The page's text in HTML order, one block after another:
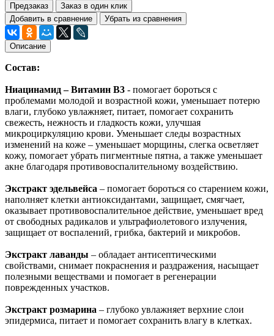
Предзаказ
Заказ в один клик
Добавить в сравнение
Убрать из сравнения
Описание
Состав:
Ниацинамид – Витамин B3 - помогает бороться с
проблемами молодой и возрастной кожи, уменьшает потерю
влаги, глубоко увлажняет, питает, помогает сохранить
свежесть, нежность и гладкость кожи, улучшая
микроциркуляцию крови. Уменьшает следы возрастных
изменений на коже – уменьшает морщины, слегка осветляет
кожу, помогает убрать пигментные пятна, а также уменьшает
акне благодаря противовоспалительному воздействию.
Экстракт эдельвейса – помогает бороться со старением кожи,
наполняет клетки антиоксидантами, защищает, смягчает,
оказывает противовоспалительное действие, уменьшает вред
от свободных радикалов и ультрафиолетового излучения,
защищает от воспалений, грибка, бактерий и микробов.
Экстракт лаванды – обладает антисептическими
свойствами, снимает покраснения и раздражения, насыщает
полезными веществами и помогает в регенерации
поврежденных участков.
Экстракт розмарина – глубоко увлажняет верхние слои
эпидермиса, питает и помогает сохранить влагу в клетках.